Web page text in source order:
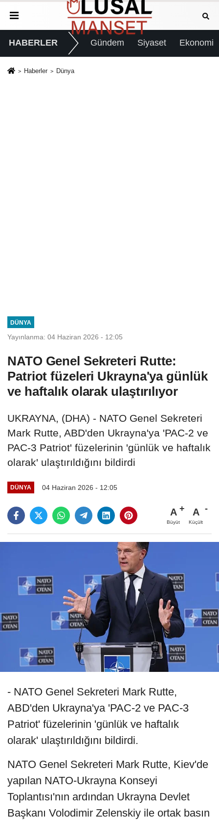
HABERLER Gündem Siyaset Ekonomi
Haberler Dünya
DÜNYA
Yayınlanma: 04 Haziran 2026 - 12:05
NATO Genel Sekreteri Rutte:
Patriot füzeleri Ukrayna'ya günlük
ve haftalık olarak ulaştırılıyor
UKRAYNA, (DHA) - NATO Genel Sekreteri
Mark Rutte, ABD'den Ukrayna'ya 'PAC-2 ve
PAC-3 Patriot' füzelerinin 'günlük ve haftalık
olarak' ulaştırıldığını bildirdi
DÜNYA 04 Haziran 2026 - 12:05
A
Büyüt
A
Küçült
- NATO Genel Sekreteri Mark Rutte,
ABD'den Ukrayna'ya 'PAC-2 ve PAC-3
Patriot' füzelerinin 'günlük ve haftalık
olarak' ulaştırıldığını bildirdi.
NATO Genel Sekreteri Mark Rutte, Kiev'de
yapılan NATO-Ukrayna Konseyi
Toplantısı'nın ardından Ukrayna Devlet
Başkanı Volodimir Zelenskiy ile ortak basın